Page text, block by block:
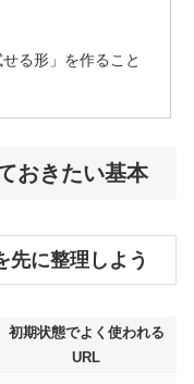
る形」を作ること
おきたい基本
先に整理しよう
初期状態でよく使われる
URL